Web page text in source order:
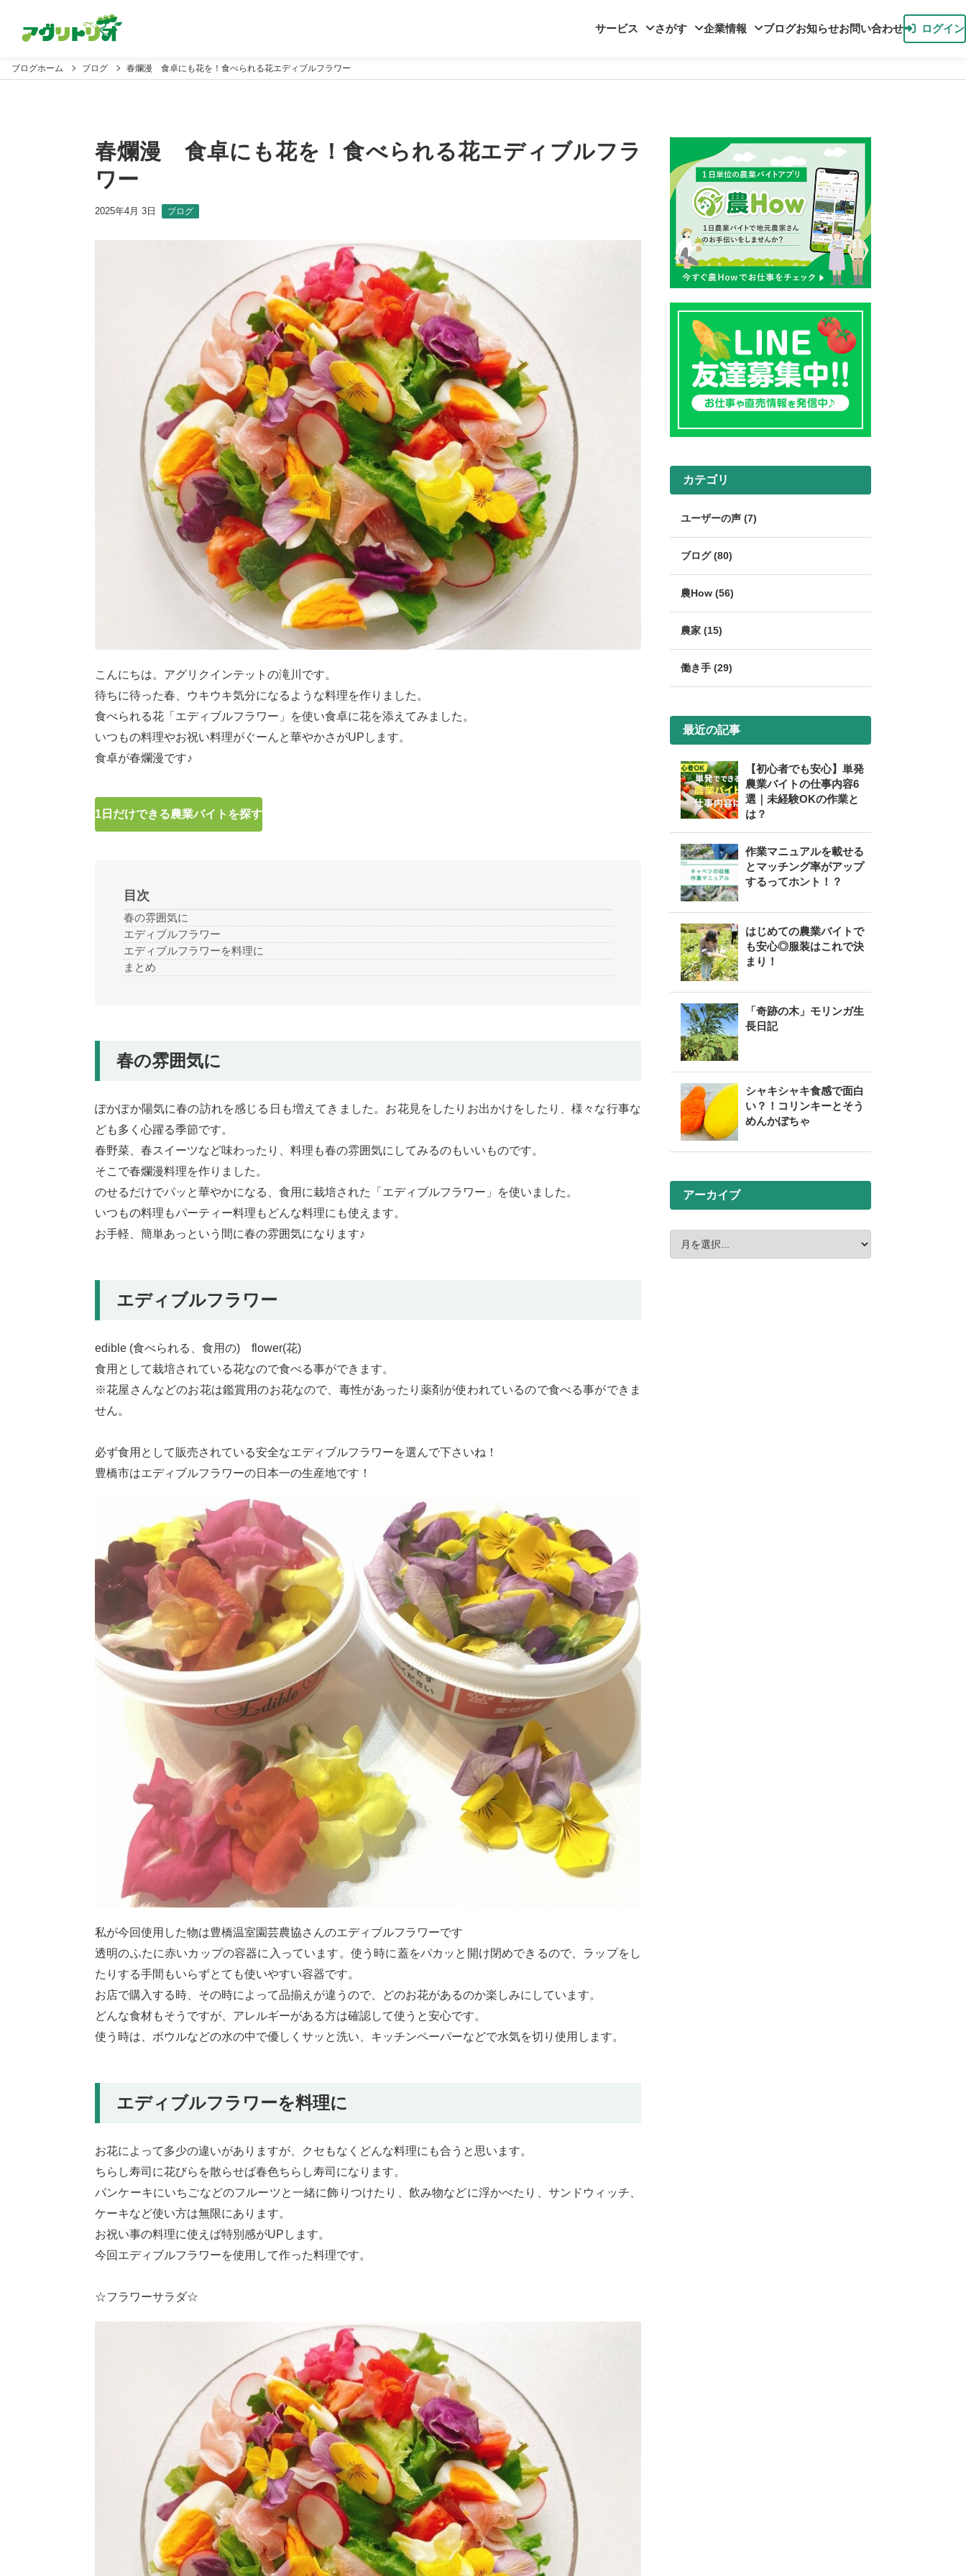
サービス さがす 企業情報 ブログお知らせお問い合わせ ログイン
ブログホーム ブログ 春爛漫 食卓にも花を！食べられる花エディブルフラワー
春爛漫 食卓にも花を！食べられる花エディブルフラ
ワー
2025年4月 3日 ブログ
こんにちは。アグリクインテットの滝川です。
待ちに待った春、ウキウキ気分になるような料理を作りました。
食べられる花「エディブルフラワー」を使い食卓に花を添えてみました。
いつもの料理やお祝い料理がぐーんと華やかさがUPします。
食卓が春爛漫です♪
1日だけできる農業バイトを探す
目次
春の雰囲気に
エディブルフラワー
エディブルフラワーを料理に
まとめ
春の雰囲気に
ぽかぽか陽気に春の訪れを感じる日も増えてきました。お花見をしたりお出かけをしたり、様々な行事な
ども多く心躍る季節です。
春野菜、春スイーツなど味わったり、料理も春の雰囲気にしてみるのもいいものです。
そこで春爛漫料理を作りました。
のせるだけでパッと華やかになる、食用に栽培された「エディブルフラワー」を使いました。
いつもの料理もパーティー料理もどんな料理にも使えます。
お手軽、簡単あっという間に春の雰囲気になります♪
エディブルフラワー
edible (食べられる、食用の) flower(花)
食用として栽培されている花なので食べる事ができます。
※花屋さんなどのお花は鑑賞用のお花なので、毒性があったり薬剤が使われているので食べる事ができま
せん。
必ず食用として販売されている安全なエディブルフラワーを選んで下さいね！
豊橋市はエディブルフラワーの日本一の生産地です！
私が今回使用した物は豊橋温室園芸農協さんのエディブルフラワーです
透明のふたに赤いカップの容器に入っています。使う時に蓋をパカッと開け閉めできるので、ラップをし
たりする手間もいらずとても使いやすい容器です。
お店で購入する時、その時によって品揃えが違うので、どのお花があるのか楽しみにしています。
どんな食材もそうですが、アレルギーがある方は確認して使うと安心です。
使う時は、ボウルなどの水の中で優しくサッと洗い、キッチンペーパーなどで水気を切り使用します。
エディブルフラワーを料理に
お花によって多少の違いがありますが、クセもなくどんな料理にも合うと思います。
ちらし寿司に花びらを散らせば春色ちらし寿司になります。
パンケーキにいちごなどのフルーツと一緒に飾りつけたり、飲み物などに浮かべたり、サンドウィッチ、
ケーキなど使い方は無限にあります。
お祝い事の料理に使えば特別感がUPします。
今回エディブルフラワーを使用して作った料理です。
☆フラワーサラダ☆
カテゴリ
ユーザーの声 (7)
ブログ (80)
農How (56)
農家 (15)
働き手 (29)
最近の記事
【初心者でも安心】単発
農業バイトの仕事内容6
選｜未経験OKの作業と
は？
作業マニュアルを載せる
とマッチング率がアップ
するってホント！？
はじめての農業バイトで
も安心◎服装はこれで決
まり！
「奇跡の木」モリンガ生
長日記
シャキシャキ食感で面白
い？！コリンキーとそう
めんかぼちゃ
アーカイブ